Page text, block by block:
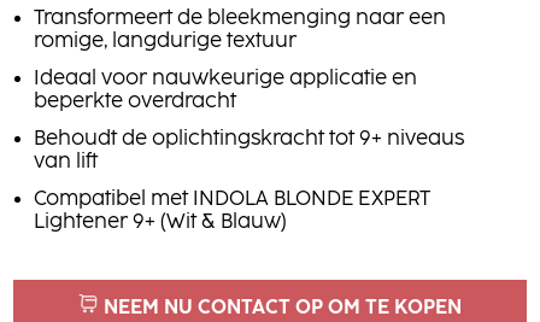
Transformeert de bleekmenging naar een
romige, langdurige textuur
Ideaal voor nauwkeurige applicatie en
beperkte overdracht
Behoudt de oplichtingskracht tot 9+ niveaus
van lift
Compatibel met INDOLA BLONDE EXPERT
Lightener 9+ (Wit & Blauw)
NEEM NU CONTACT OP OM TE KOPEN